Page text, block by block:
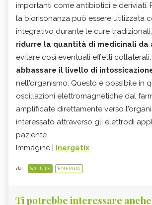
importanti come antibiotici e deriviati.
la biorisonanza può essere utilizzata
integrativo durante le cure
ridurre la quantità di medicinali da
evitare così eventuali effetti
abbassare il livello di
nell'organismo. Questo è possibile in
oscillazioni elettromagnetiche dal
amplificate direttamente verso
interessato attraverso gli elettrodi
paziente.
Immagine | Inergetix
da: SALUTE ENERGIA
Ti potrebbe interessare anche